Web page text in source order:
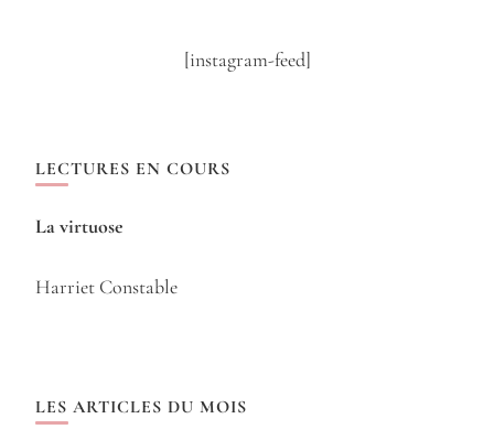
[instagram-feed]
LECTURES EN COURS
La virtuose
Harriet Constable
LES ARTICLES DU MOIS